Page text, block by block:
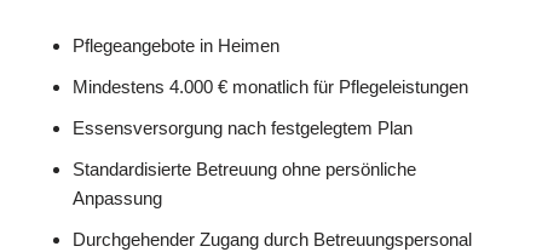
Pflegeangebote in Heimen
Mindestens 4.000 € monatlich für Pflegeleistungen
Essensversorgung nach festgelegtem Plan
Standardisierte Betreuung ohne persönliche
Anpassung
Durchgehender Zugang durch Betreuungspersonal